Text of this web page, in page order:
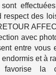
respect des
avec
entre vous
et à
la